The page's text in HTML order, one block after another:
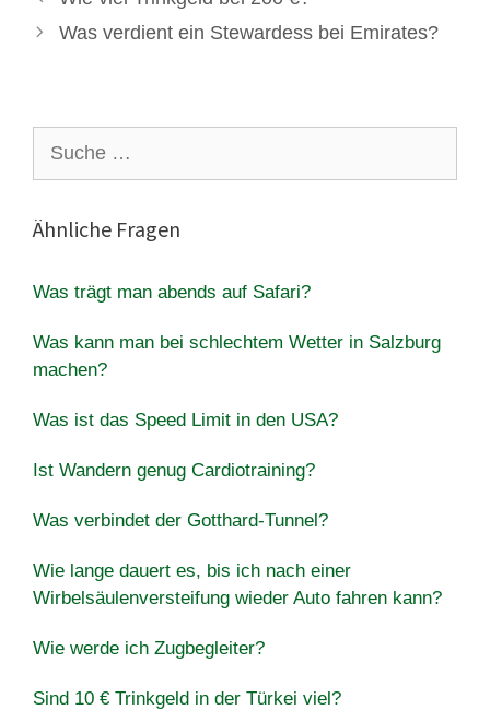
Was verdient ein Stewardess bei Emirates?
nach:
Ähnliche Fragen
Was trägt man abends auf Safari?
Was kann man bei schlechtem Wetter in Salzburg
machen?
Was ist das Speed Limit in den USA?
Ist Wandern genug Cardiotraining?
Was verbindet der Gotthard-Tunnel?
Wie lange dauert es, bis ich nach einer
Wirbelsäulenversteifung wieder Auto fahren kann?
Wie werde ich Zugbegleiter?
Sind 10 € Trinkgeld in der Türkei viel?